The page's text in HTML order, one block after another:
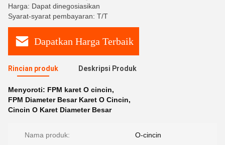
Harga: Dapat dinegosiasikan
Syarat-syarat pembayaran: T/T
Dapatkan Harga Terbaik
Rincian produk Deskripsi Produk
Menyoroti: FPM karet O cincin,
FPM Diameter Besar Karet O Cincin,
Cincin O Karet Diameter Besar
Nama produk: O-cincin